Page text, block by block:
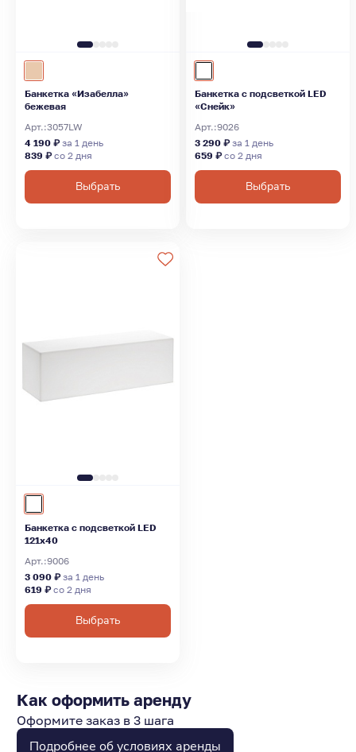
Банкетка «Изабелла»
бежевая
Арт.:3057LW
4 190 ₽за 1 день
839 ₽со 2 дня
Выбрать
Банкетка с подсветкой LED
«Снейк»
Арт.:9026
3 290 ₽за 1 день
659 ₽со 2 дня
Выбрать
Банкетка с подсветкой LED
121х40
Арт.:9006
3 090 ₽за 1 день
619 ₽со 2 дня
Выбрать
Как оформить аренду
Оформите заказ в 3 шага
Подробнее об условиях аренды